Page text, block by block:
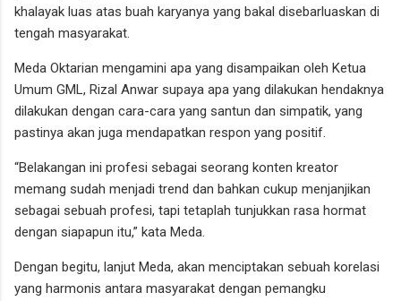
khalayak luas atas buah karyanya yang bakal disebarluaskan di
tengah masyarakat.
Meda Oktarian mengamini apa yang disampaikan oleh Ketua
Umum GML, Rizal Anwar supaya apa yang dilakukan hendaknya
dilakukan dengan cara-cara yang santun dan simpatik, yang
pastinya akan juga mendapatkan respon yang positif.
“Belakangan ini profesi sebagai seorang konten kreator
memang sudah menjadi trend dan bahkan cukup menjanjikan
sebagai sebuah profesi, tapi tetaplah tunjukkan rasa hormat
dengan siapapun itu,” kata Meda.
Dengan begitu, lanjut Meda, akan menciptakan sebuah korelasi
yang harmonis antara masyarakat dengan pemangku